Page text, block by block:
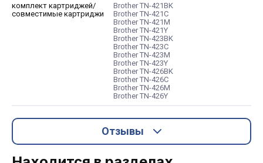
комплект картриджей/
совместимые картриджи
Brother TN-421BK
Brother TN-421C
Brother TN-421M
Brother TN-421Y
Brother TN-423BK
Brother TN-423C
Brother TN-423M
Brother TN-423Y
Brother TN-426BK
Brother TN-426C
Brother TN-426M
Brother TN-426Y
Отзывы